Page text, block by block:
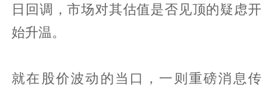
日回调，市场对其估值是否见顶的疑虑开
始升温。
就在股价波动的当口，一则重磅消息传